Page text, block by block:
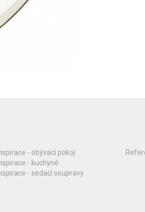
- obývací pokoj
- kuchyně
- sedací soupravy